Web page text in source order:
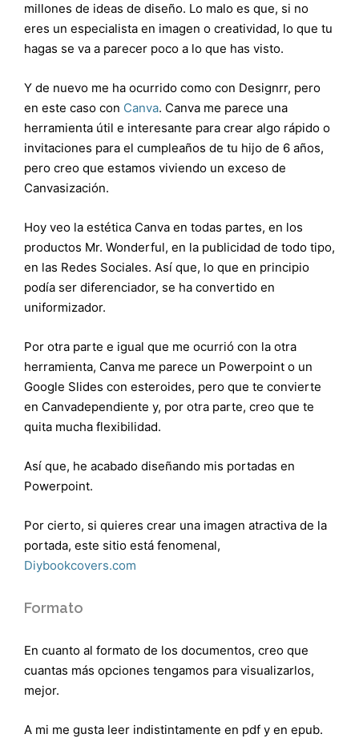
millones de ideas de diseño. Lo malo es que, si no
eres un especialista en imagen o creatividad, lo que tu
hagas se va a parecer poco a lo que has visto.
Y de nuevo me ha ocurrido como con Designrr, pero
en este caso con Canva. Canva me parece una
herramienta útil e interesante para crear algo rápido o
invitaciones para el cumpleaños de tu hijo de 6 años,
pero creo que estamos viviendo un exceso de
Canvasización.
Hoy veo la estética Canva en todas partes, en los
productos Mr. Wonderful, en la publicidad de todo tipo,
en las Redes Sociales. Así que, lo que en principio
podía ser diferenciador, se ha convertido en
uniformizador.
Por otra parte e igual que me ocurrió con la otra
herramienta, Canva me parece un Powerpoint o un
Google Slides con esteroides, pero que te convierte
en Canvadependiente y, por otra parte, creo que te
quita mucha flexibilidad.
Así que, he acabado diseñando mis portadas en
Powerpoint.
Por cierto, si quieres crear una imagen atractiva de la
portada, este sitio está fenomenal,
Diybookcovers.com
Formato
En cuanto al formato de los documentos, creo que
cuantas más opciones tengamos para visualizarlos,
mejor.
A mi me gusta leer indistintamente en pdf y en epub.